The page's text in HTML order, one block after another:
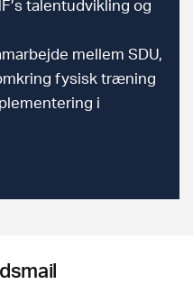
talentudvikling og
mellem SDU,
fysisk træning
i